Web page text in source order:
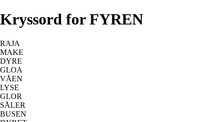
Kryssord for FYREN
RAJA
MAKE
DYRE
GLOA
VÅEN
LYSE
GLOR
SÅLER
BUSEN